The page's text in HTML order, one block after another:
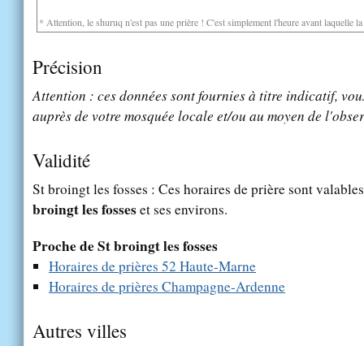
* Attention, le shuruq n'est pas une prière ! C'est simplement l'heure avant laquelle
Précision
Attention : ces données sont fournies à titre indicatif,
auprès de votre mosquée locale et/ou au moyen de
Validité
St broingt les fosses : Ces horaires de prière sont
broingt les fosseset ses environs.
Proche de St broingt les fosses
Horaires de prières 52 Haute-Marne
Horaires de prières Champagne-Ardenne
Autres villes